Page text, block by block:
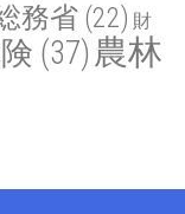
務省 (22) 財
(37) 農林